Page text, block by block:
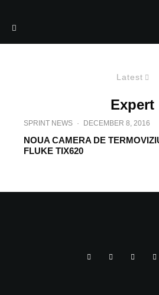
Latest
Expert
SPRINT NEWS · DECEMBER 8, 2016
NOUA CAMERA DE
FLUKE TIX620